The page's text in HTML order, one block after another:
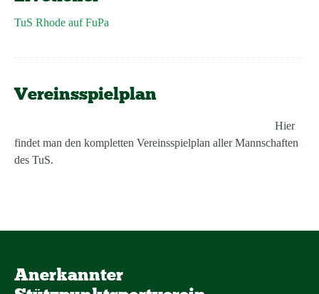
TuS Rhode auf FuPa
Vereinsspielplan
Hier
findet man den kompletten Vereinsspielplan aller Mannschaften
des TuS.
Anerkannter